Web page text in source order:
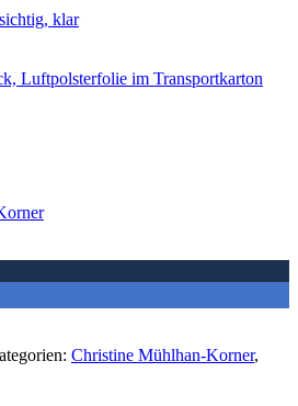
klar
Luftpolsterfolie im Transportkarton
Christine Mühlhan-Korner,